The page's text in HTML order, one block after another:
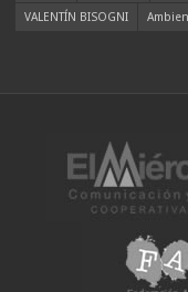
VALENTÍN BISOGNI